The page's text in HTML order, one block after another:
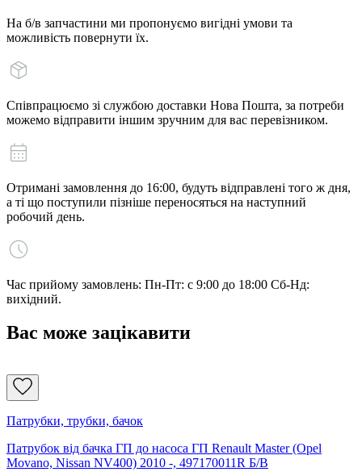
На б/в запчастини ми пропонуємо вигідні умови та
можливість повернути їх.
Співпрацюємо зі службою доставки Нова Пошта, за потреби
можемо відправити іншим зручним для вас перевізником.
Отримані замовлення до 16:00, будуть відправлені того ж дня,
а ті що поступили пізніше переносяться на наступний
робочий день.
Час прийому замовлень: Пн-Пт: с 9:00 до 18:00 Сб-Нд:
вихідний.
Вас може зацікавити
Патрубки, трубки, бачок
Патрубок від бачка ГП до насоса ГП Renault Master (Opel
Movano, Nissan NV400) 2010 -, 497170011R Б/В